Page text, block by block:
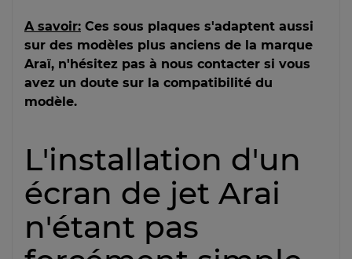
A savoir: Ces sous plaques s'adaptent aussi
sur des modèles plus anciens de la marque
Araï, n'hésitez pas à nous contacter si vous
avez un doute sur la compatibilité du
modèle.
L'installation d'un
écran de jet Arai
n'étant pas